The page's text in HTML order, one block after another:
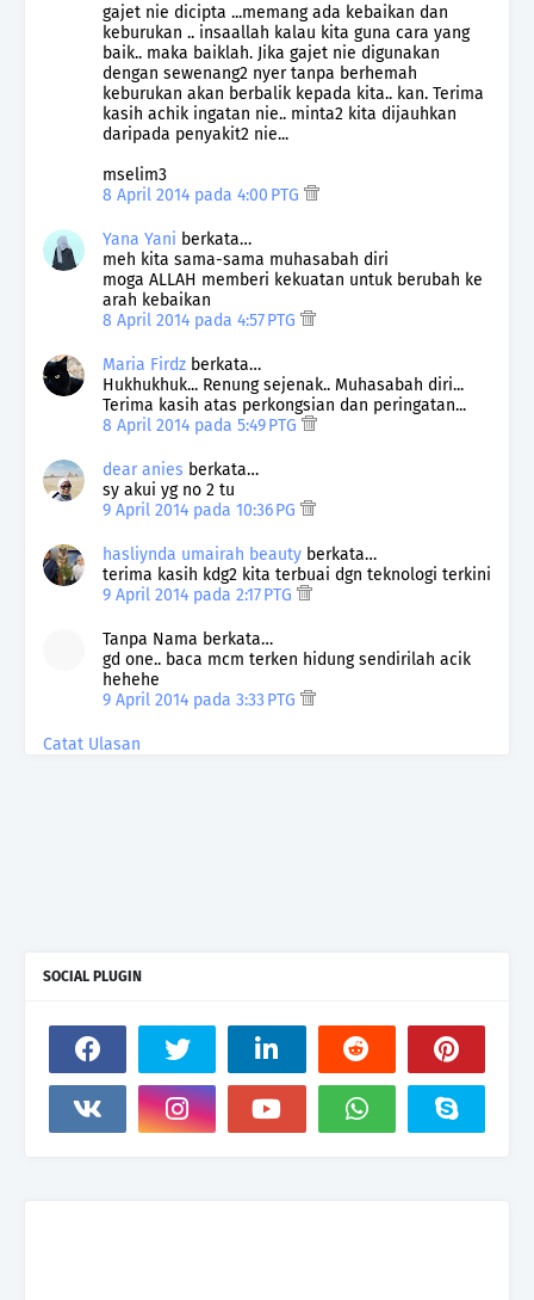
gajet nie dicipta ...memang ada kebaikan dan
keburukan .. insaallah kalau kita guna cara yang
baik.. maka baiklah. Jika gajet nie digunakan
dengan sewenang2 nyer tanpa berhemah
keburukan akan berbalik kepada kita.. kan. Terima
kasih achik ingatan nie.. minta2 kita dijauhkan
daripada penyakit2 nie...
mselim3
8 April 2014 pada 4:00 PTG
Yana Yani berkata…
meh kita sama-sama muhasabah diri
moga ALLAH memberi kekuatan untuk berubah ke
arah kebaikan
8 April 2014 pada 4:57 PTG
Maria Firdz berkata…
Hukhukhuk... Renung sejenak.. Muhasabah diri...
Terima kasih atas perkongsian dan peringatan...
8 April 2014 pada 5:49 PTG
dear anies berkata…
sy akui yg no 2 tu
9 April 2014 pada 10:36 PG
hasliynda umairah beauty berkata…
terima kasih kdg2 kita terbuai dgn teknologi terkini
9 April 2014 pada 2:17 PTG
Tanpa Nama berkata…
gd one.. baca mcm terken hidung sendirilah acik
hehehe
9 April 2014 pada 3:33 PTG
Catat Ulasan
SOCIAL PLUGIN